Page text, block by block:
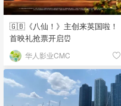
🇬🇧《八仙！》主创来英国啦！
首映礼抢票开启⏰
华人影业CMC